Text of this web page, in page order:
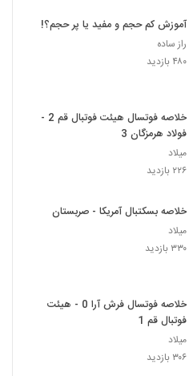
آموزش کم حجم و مفید یا پر حجم؟!
راز ساده
۴۸۰ بازدید
خلاصه فوتسال هیئت فوتبال قم 2 -
فولاد هرمزگان 3
میلاد
۲۲۶ بازدید
خلاصه بسکتبال آمریکا - صربستان
میلاد
۳۳۰ بازدید
خلاصه فوتسال فرش آرا 0 - هیئت
فوتبال قم 1
میلاد
۳۰۶ بازدید